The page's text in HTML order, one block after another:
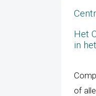
Het
in
of